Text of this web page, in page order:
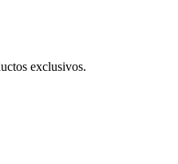
exclusivos.